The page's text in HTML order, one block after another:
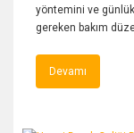
yöntemini ve
gereken bakım
Devamı